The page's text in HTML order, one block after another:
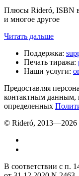
Плюсы Rideró, ISBN
и многое другое
Читать дальше
Поддержка:
Печать тиража:
Наши услуги:
Предоставляя
контактным данным,
определенных
© Rideró, 2013—2026
В соответствии с п.